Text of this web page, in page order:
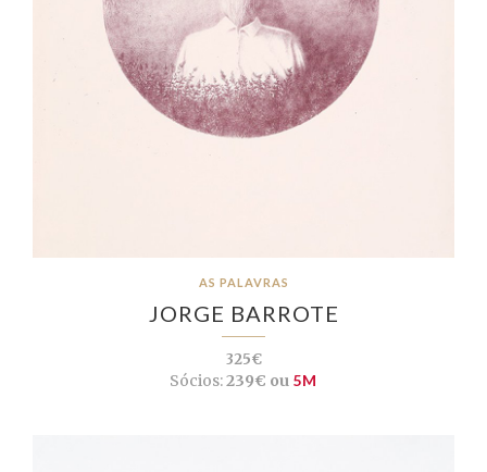
AS PALAVRAS
JORGE BARROTE
325€
Sócios:239€ ou 5M